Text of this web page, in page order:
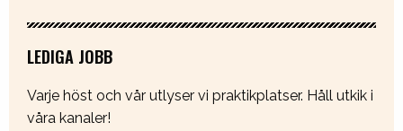
LEDIGA JOBB
Varje höst och vår utlyser vi praktikplatser. Håll utkik i
våra kanaler!